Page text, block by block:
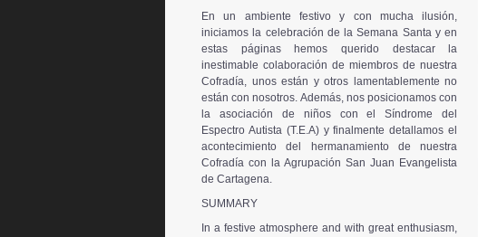
En un ambiente festivo y con mucha ilusión,
iniciamos la celebración de la Semana Santa y en
estas páginas hemos querido destacar la
inestimable colaboración de miembros de nuestra
Cofradía, unos están y otros lamentablemente no
están con nosotros. Además, nos posicionamos con
la asociación de niños con el Síndrome del
Espectro Autista (T.E.A) y finalmente detallamos el
acontecimiento del hermanamiento de nuestra
Cofradía con la Agrupación San Juan Evangelista
de Cartagena.
SUMMARY
In a festive atmosphere and with great enthusiasm,